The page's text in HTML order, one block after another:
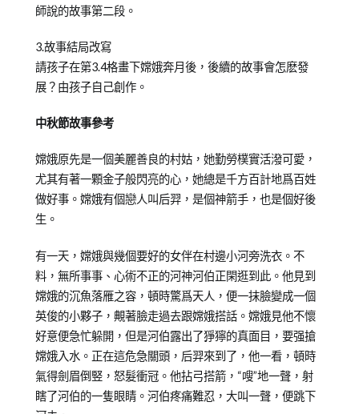
師說的故事第二段。
3.故事結局改寫
請孩子在第3.4格畫下嫦娥奔月後，後續的故事會怎麽發
展？由孩子自己創作。
中秋節故事參考
嫦娥原先是一個美麗善良的村姑，她勤勞樸實活潑可愛，
尤其有著一顆金子般閃亮的心，她總是千方百計地爲百姓
做好事。嫦娥有個戀人叫后羿，是個神箭手，也是個好後
生。
有一天，嫦娥與幾個要好的女伴在村邊小河旁洗衣。不
料，無所事事、心術不正的河神河伯正閑逛到此。他見到
嫦娥的沉魚落雁之容，頓時驚爲天人，便一抹臉變成一個
英俊的小夥子，覥著臉走過去跟嫦娥搭話。嫦娥見他不懷
好意便急忙躲開，但是河伯露出了猙獰的真面目，要强搶
嫦娥入水。正在這危急關頭，后羿來到了，他一看，頓時
氣得劍眉倒竪，怒髮衝冠。他拈弓搭箭，“嗖”地一聲，射
瞎了河伯的一隻眼睛。河伯疼痛難忍，大叫一聲，便跳下